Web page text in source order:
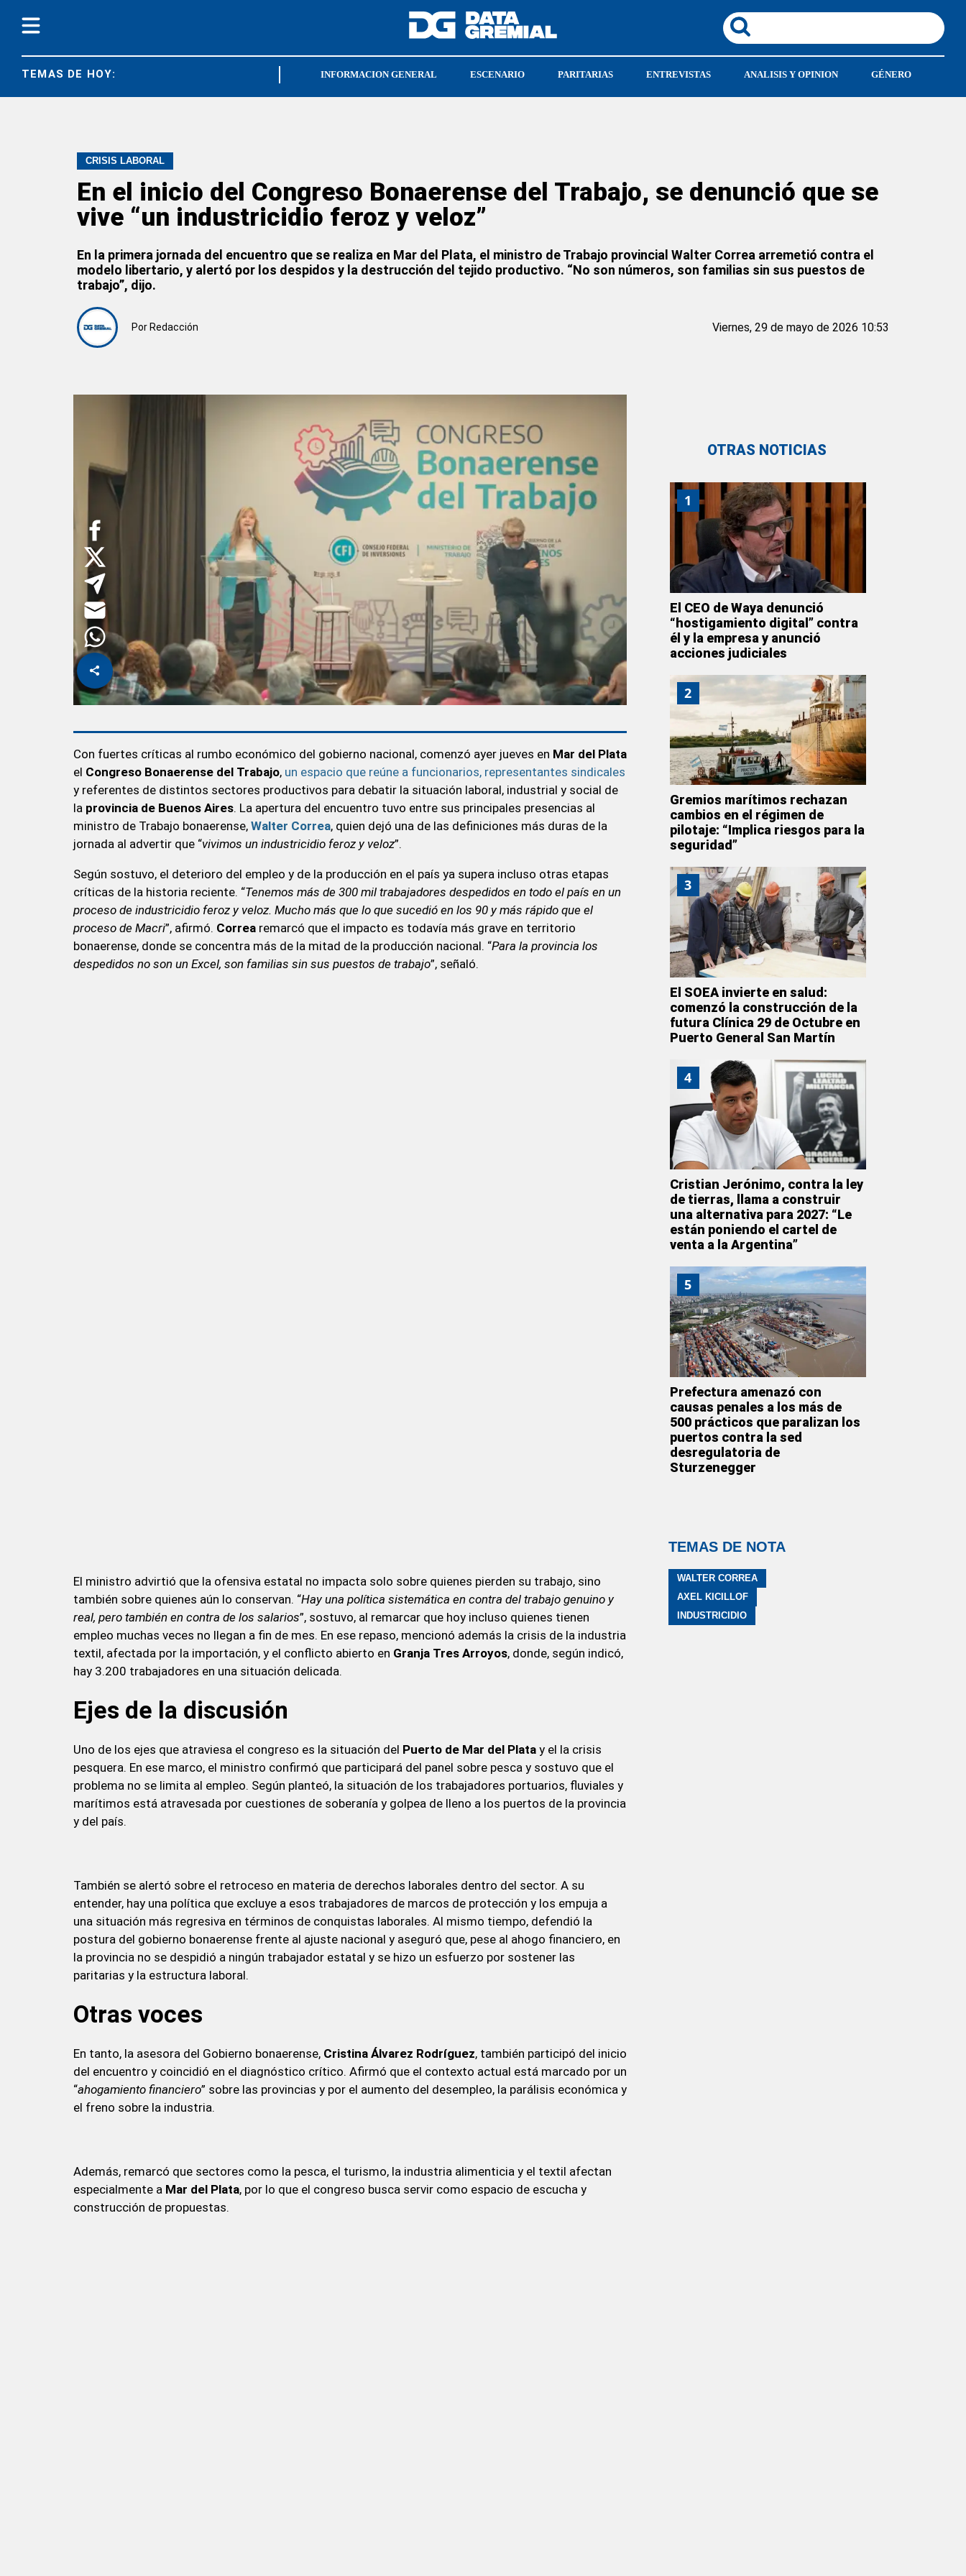
TEMAS DE HOY: CRISIS LABORAL SOEA LEONARDO FERRUCCI
INFORMACION GENERAL ESCENARIO PARITARIAS ENTREVISTAS ANALISIS Y OPINION GÉNERO
CRISIS LABORAL
En el inicio del Congreso Bonaerense del Trabajo, se denunció que se
vive “un industricidio feroz y veloz”
En la primera jornada del encuentro que se realiza en Mar del Plata, el ministro de Trabajo provincial Walter Correa arremetió contra el
modelo libertario, y alertó por los despidos y la destrucción del tejido productivo. “No son números, son familias sin sus puestos de
trabajo”, dijo.
Por Redacción Viernes, 29 de mayo de 2026 10:53
Con fuertes críticas al rumbo económico del gobierno nacional, comenzó ayer jueves en Mar del Plata
el Congreso Bonaerense del Trabajo, un espacio que reúne a funcionarios, representantes sindicales
y referentes de distintos sectores productivos para debatir la situación laboral, industrial y social de
la provincia de Buenos Aires. La apertura del encuentro tuvo entre sus principales presencias al
ministro de Trabajo bonaerense, Walter Correa, quien dejó una de las definiciones más duras de la
jornada al advertir que “vivimos un industricidio feroz y veloz”.
Según sostuvo, el deterioro del empleo y de la producción en el país ya supera incluso otras etapas
críticas de la historia reciente. “Tenemos más de 300 mil trabajadores despedidos en todo el país en un
proceso de industricidio feroz y veloz. Mucho más que lo que sucedió en los 90 y más rápido que el
proceso de Macri”, afirmó. Correa remarcó que el impacto es todavía más grave en territorio
bonaerense, donde se concentra más de la mitad de la producción nacional. “Para la provincia los
despedidos no son un Excel, son familias sin sus puestos de trabajo”, señaló.
El ministro advirtió que la ofensiva estatal no impacta solo sobre quienes pierden su trabajo, sino
también sobre quienes aún lo conservan. “Hay una política sistemática en contra del trabajo genuino y
real, pero también en contra de los salarios”, sostuvo, al remarcar que hoy incluso quienes tienen
empleo muchas veces no llegan a fin de mes. En ese repaso, mencionó además la crisis de la industria
textil, afectada por la importación, y el conflicto abierto en Granja Tres Arroyos, donde, según indicó,
hay 3.200 trabajadores en una situación delicada.
Ejes de la discusión
Uno de los ejes que atraviesa el congreso es la situación del Puerto de Mar del Plata y el la crisis
pesquera. En ese marco, el ministro confirmó que participará del panel sobre pesca y sostuvo que el
problema no se limita al empleo. Según planteó, la situación de los trabajadores portuarios, fluviales y
marítimos está atravesada por cuestiones de soberanía y golpea de lleno a los puertos de la provincia
y del país.
También se alertó sobre el retroceso en materia de derechos laborales dentro del sector. A su
entender, hay una política que excluye a esos trabajadores de marcos de protección y los empuja a
una situación más regresiva en términos de conquistas laborales. Al mismo tiempo, defendió la
postura del gobierno bonaerense frente al ajuste nacional y aseguró que, pese al ahogo financiero, en
la provincia no se despidió a ningún trabajador estatal y se hizo un esfuerzo por sostener las
paritarias y la estructura laboral.
Otras voces
En tanto, la asesora del Gobierno bonaerense, Cristina Álvarez Rodríguez, también participó del inicio
del encuentro y coincidió en el diagnóstico crítico. Afirmó que el contexto actual está marcado por un
“ahogamiento financiero” sobre las provincias y por el aumento del desempleo, la parálisis económica y
el freno sobre la industria.
Además, remarcó que sectores como la pesca, el turismo, la industria alimenticia y el textil afectan
especialmente a Mar del Plata, por lo que el congreso busca servir como espacio de escucha y
construcción de propuestas.
OTRAS NOTICIAS
1
El CEO de Waya denunció
“hostigamiento digital” contra
él y la empresa y anunció
acciones judiciales
2
Gremios marítimos rechazan
cambios en el régimen de
pilotaje: “Implica riesgos para la
seguridad”
3
El SOEA invierte en salud:
comenzó la construcción de la
futura Clínica 29 de Octubre en
Puerto General San Martín
4
Cristian Jerónimo, contra la ley
de tierras, llama a construir
una alternativa para 2027: “Le
están poniendo el cartel de
venta a la Argentina”
5
Prefectura amenazó con
causas penales a los más de
500 prácticos que paralizan los
puertos contra la sed
desregulatoria de
Sturzenegger
TEMAS DE NOTA
WALTER CORREA
AXEL KICILLOF
INDUSTRICIDIO